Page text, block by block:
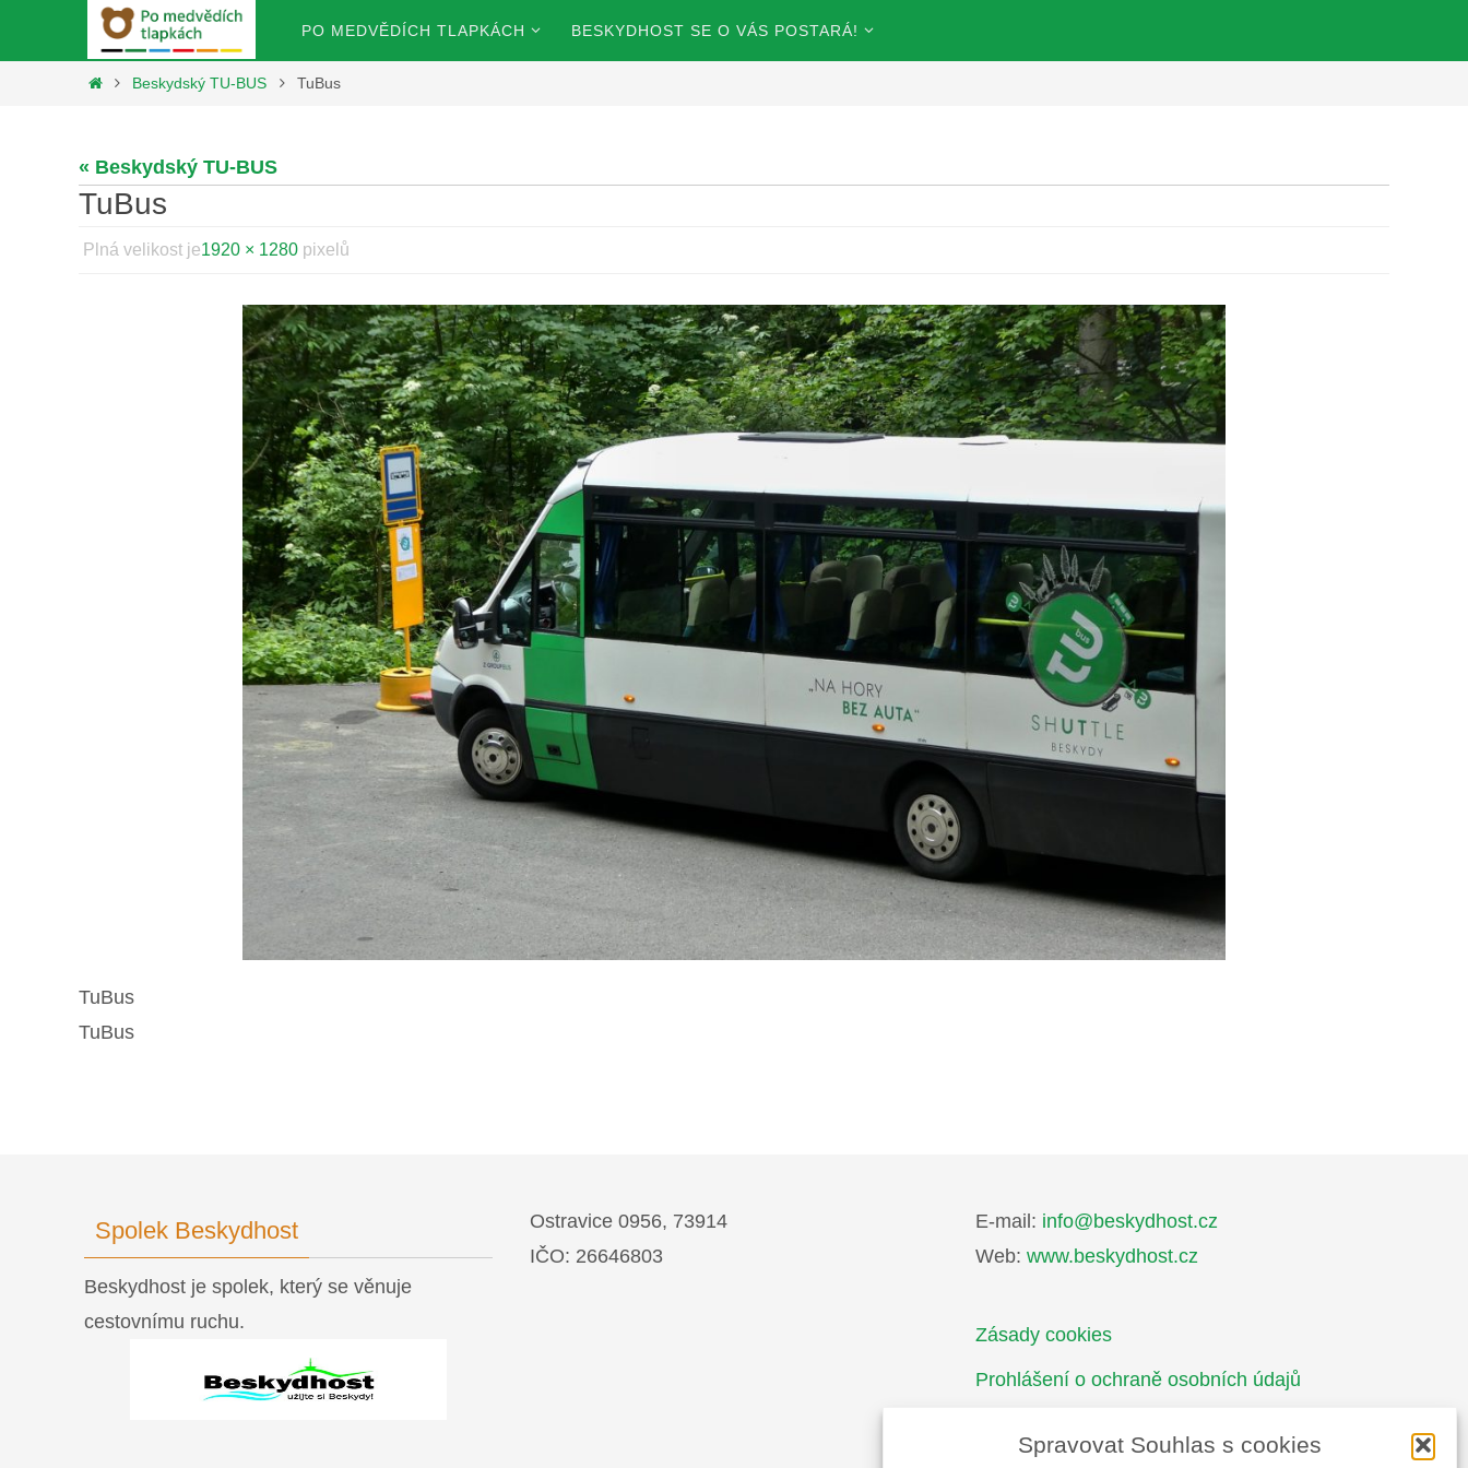
Spravovat Souhlas s cookies
obsah
PO MEDVĚDÍCH TLAPKÁCH BESKYDHOST SE O VÁS POSTARÁ!
HomeBeskydský TU-BUS TuBus
« Beskydský TU-BUS
TuBus
Plná velikost je1920 × 1280 pixelů
TuBus
TuBus
Spolek Beskydhost
Beskydhost je spolek, který se věnuje
cestovnímu ruchu.
Ostravice 0956, 73914
IČO: 26646803
E-mail: info@beskydhost.cz
Web: www.beskydhost.cz
Zásady cookies
Prohlášení o ochraně osobních údajů